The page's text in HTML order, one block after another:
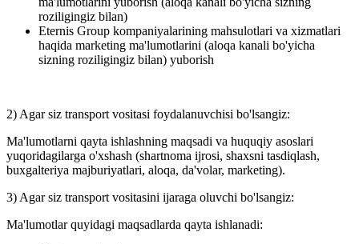
roziligingiz bilan)
Eternis Group kompaniyalarining mahsulotlari va xizmatlari
haqida marketing ma'lumotlarini (aloqa kanali bo'yicha
sizning roziligingiz bilan) yuborish
2) Agar siz transport vositasi foydalanuvchisi bo'lsangiz:
Ma'lumotlarni qayta ishlashning maqsadi va huquqiy asoslari
yuqoridagilarga o'xshash (shartnoma ijrosi, shaxsni tasdiqlash,
buxgalteriya majburiyatlari, aloqa, da'volar, marketing).
3) Agar siz transport vositasini ijaraga oluvchi bo'lsangiz:
Ma'lumotlar quyidagi maqsadlarda qayta ishlanadi: